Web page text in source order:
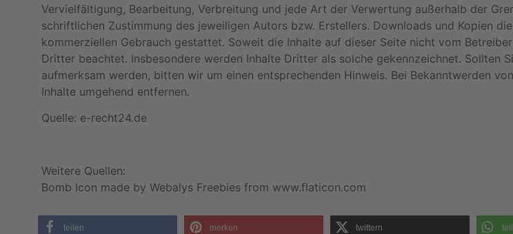
Vervielfältigung, Bearbeitung, Verbreitung und jede Art der Verwertung außerhalb der
schriftlichen Zustimmung des jeweiligen Autors bzw. Erstellers. Downloads und Kopien
kommerziellen Gebrauch gestattet. Soweit die Inhalte auf dieser Seite nicht vom
Dritter beachtet. Insbesondere werden Inhalte Dritter als solche gekennzeichnet. Sollten
aufmerksam werden, bitten wir um einen entsprechenden Hinweis. Bei Bekanntwerden
Inhalte umgehend entfernen.
Quelle: e-recht24.de
Weitere Quellen:
Bomb Icon made by Webalys Freebies from www.flaticon.com
teilen merken twittern